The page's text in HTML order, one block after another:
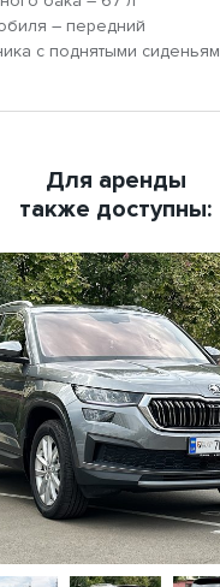
– передний
с поднятыми
Для аренды
также доступны: